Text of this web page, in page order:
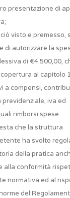
presentazione di
visto e premesso,
di autorizzare la
di €4.500,00,
al capitolo
a compensi,
previdenziale, iva ed
rimborsi spese.
che la struttura
ha svolto
della pratica
alla conformità
normativa ed al
del